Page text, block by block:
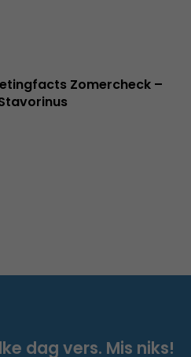
Zomercheck –
dag vers. Mis niks!